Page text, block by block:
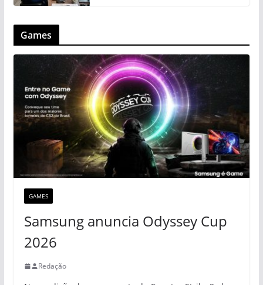
Games
GAMES
Samsung anuncia Odyssey Cup
2026
Redação